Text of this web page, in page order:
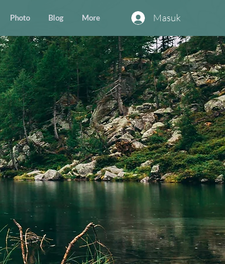
Photo Blog More Masuk